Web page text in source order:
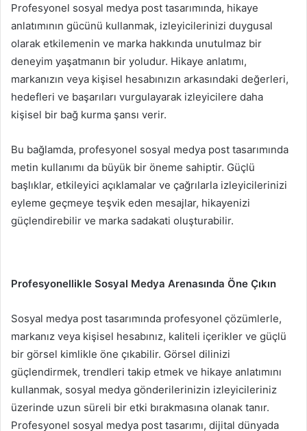
Profesyonel sosyal medya post tasarımında, hikaye
anlatımının gücünü kullanmak, izleyicilerinizi duygusal
olarak etkilemenin ve marka hakkında unutulmaz bir
deneyim yaşatmanın bir yoludur. Hikaye anlatımı,
markanızın veya kişisel hesabınızın arkasındaki değerleri,
hedefleri ve başarıları vurgulayarak izleyicilere daha
kişisel bir bağ kurma şansı verir.
Bu bağlamda, profesyonel sosyal medya post tasarımında
metin kullanımı da büyük bir öneme sahiptir. Güçlü
başlıklar, etkileyici açıklamalar ve çağrılarla izleyicilerinizi
eyleme geçmeye teşvik eden mesajlar, hikayenizi
güçlendirebilir ve marka sadakati oluşturabilir.
Profesyonellikle Sosyal Medya Arenasında Öne Çıkın
Sosyal medya post tasarımında profesyonel çözümlerle,
markanız veya kişisel hesabınız, kaliteli içerikler ve güçlü
bir görsel kimlikle öne çıkabilir. Görsel dilinizi
güçlendirmek, trendleri takip etmek ve hikaye anlatımını
kullanmak, sosyal medya gönderilerinizin izleyicileriniz
üzerinde uzun süreli bir etki bırakmasına olanak tanır.
Profesyonel sosyal medya post tasarımı, dijital dünyada